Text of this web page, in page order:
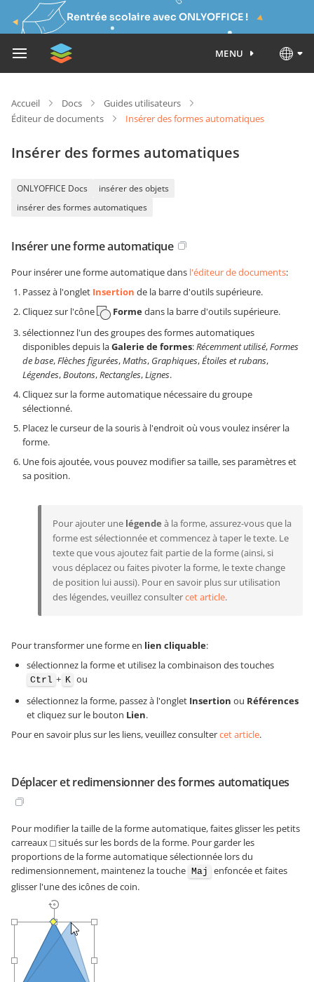
Rentrée scolaire avec ONLYOFFICE !
MENU
Accueil Docs
Guides utilisateurs
Éditeur de documents
Insérer des formes automatiques
Insérer des formes automatiques
ONLYOFFICE Docs
insérer des objets
insérer des formes automatiques
Insérer une forme automatique
Pour insérer une forme automatique dans l'éditeur de documents:
Passez à l'onglet Insertion de la barre d'outils supérieure.
Cliquez sur l'cône
Formedans la barre d'outils supérieure.
sélectionnez l'un des groupes des formes automatiques
disponibles depuis laGalerie de formes:Récemment utilisé,Formes
de base,Flèches figurées,Maths, Graphiques,Étoiles et rubans,
Légendes,Boutons,Rectangles,Lignes.
Cliquez sur la forme automatique nécessaire du groupe
sélectionné.
Placez le curseur de la souris à l'endroit où vous voulez insérer la
forme.
Une fois ajoutée, vous pouvez modifier sa taille, ses paramètres et
sa position.
Pour ajouter une légende à la forme, assurez-vous que la
forme est sélectionnée et commencez à taper le texte. Le
texte que vous ajoutez fait partie de la forme (ainsi, si
vous déplacez ou faites pivoter la forme, le texte change
de position lui aussi). Pour en savoir plus sur utilisation
des légendes, veuillez consultercet article.
Pour transformer une forme en lien cliquable:
sélectionnez la forme et utilisez la combinaison des touches
Ctrl + K ou
sélectionnez la forme, passez à l'onglet Insertion ou Références
et cliquez sur le bouton Lien.
Pour en savoir plus sur les liens, veuillez consultercet article.
Déplacer et redimensionner des formes automatiques
Pour modifier la taille de la forme automatique, faites glisser les petits
carreaux
situés sur les bords de la forme. Pour garder les
proportions de la forme automatique sélectionnée lors du
redimensionnement, maintenez la touche Maj
enfoncée et faites
glisser l'une des icônes de coin.